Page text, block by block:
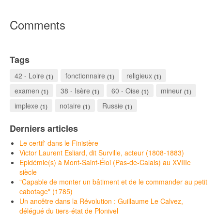
Comments
Tags
42 - Loire (1) fonctionnaire (1) religieux (1)
examen (1) 38 - Isère (1) 60 - Oise (1) mineur (1)
implexe (1) notaire (1) Russie (1)
Derniers articles
Le certif' dans le Finistère
Victor Laurent Esliard, dit Surville, acteur (1808-1883)
Epidémie(s) à Mont-Saint-Éloi (Pas-de-Calais) au XVIIIe
siècle
"Capable de monter un bâtiment et de le commander au petit
cabotage" (1785)
Un ancêtre dans la Révolution : Guillaume Le Calvez,
délégué du tiers-état de Plonivel